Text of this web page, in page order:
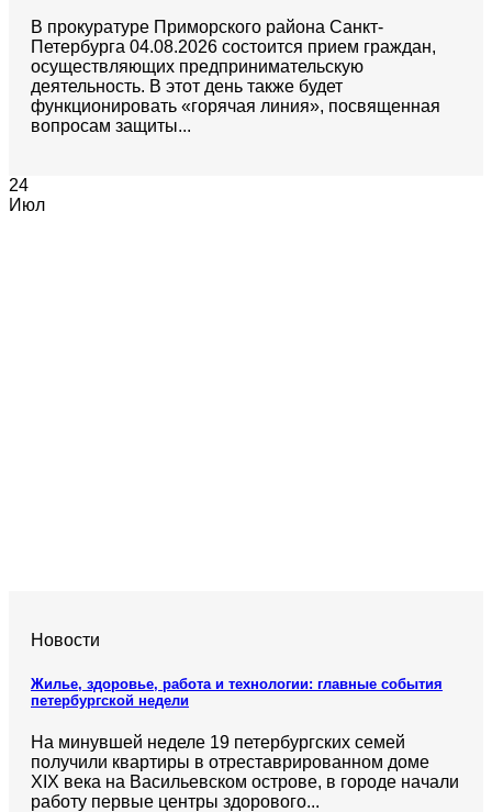
В прокуратуре Приморского района Санкт-
Петербурга 04.08.2026 состоится прием граждан,
осуществляющих предпринимательскую
деятельность. В этот день также будет
функционировать «горячая линия», посвященная
вопросам защиты...
24
Июл
Новости
Жилье, здоровье, работа и технологии: главные события
петербургской недели
На минувшей неделе 19 петербургских семей
получили квартиры в отреставрированном доме
XIX века на Васильевском острове, в городе начали
работу первые центры здорового...